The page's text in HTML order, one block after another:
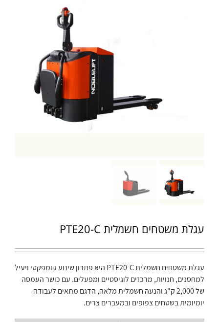
עגלת משטחים חשמלית PTE20-C
עגלת משטחים חשמלית PTE20-C היא פתרון שינוע קומפקטי ויעיל
למחסנים, חנויות, מרכזים לוגיסטיים ומפעלים. עם כושר העמסה
של 2,000 ק"ג והנעה חשמלית מלאה, הדגם מתאים לעבודה
יומיומית בשטחים צפופים ובמעברים צרים.